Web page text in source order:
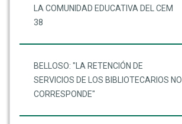
LA COMUNIDAD EDUCATIVA DEL CEM
38
BELLOSO: "LA RETENCIÓN DE
SERVICIOS DE LOS BIBLIOTECARIOS NO
CORRESPONDE"